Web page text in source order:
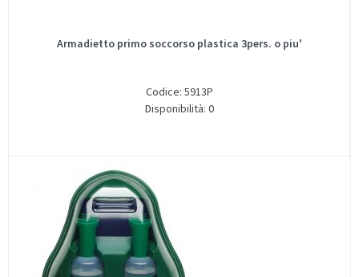
Armadietto primo soccorso plastica 3pers. o piu'
Codice: 5913P
Disponibilità: 0